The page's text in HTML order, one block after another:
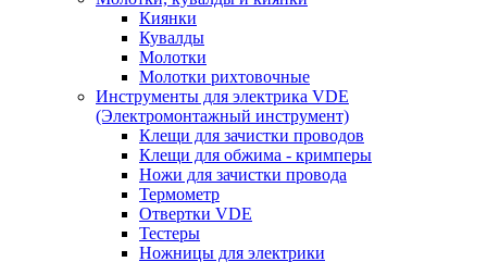
Киянки
Кувалды
Молотки
Молотки рихтовочные
Инструменты для электрика VDE
(Электромонтажный инструмент)
Клещи для зачистки проводов
Клещи для обжима - кримперы
Ножи для зачистки провода
Термометр
Отвертки VDE
Тестеры
Ножницы для электрики